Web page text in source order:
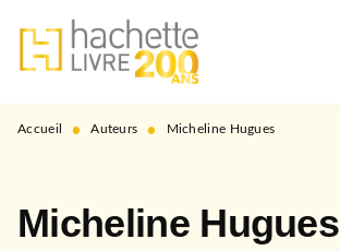
MENU RECHERCHE
PIED DE PAGE
Accueil • Auteurs • Micheline Hugues
Micheline Hugues